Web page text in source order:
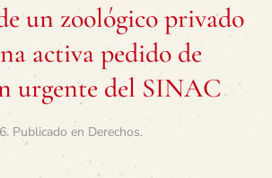
un zoológico privado
activa pedido de
urgente del SINAC
. Publicado en Derechos.